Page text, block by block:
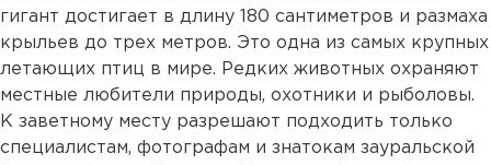
гигант достигает в длину 180 сантиметров и размаха
крыльев до трех метров. Это одна из самых крупных
летающих птиц в мире. Редких животных охраняют
местные любители природы, охотники и рыболовы.
К заветному месту разрешают подходить только
специалистам, фотографам и знатокам зауральской